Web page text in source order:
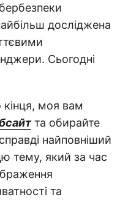
досліджена
Сьогодні
моя вам
та обирайте
найповніший
тему, який за час
та